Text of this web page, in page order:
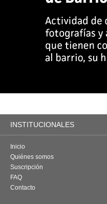
INSTITUCIONALES
Inicio
Quiénes somos
Suscripción
FAQ
Contacto